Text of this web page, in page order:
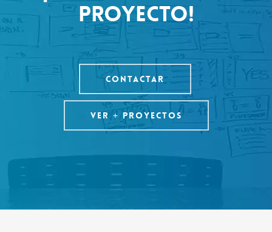
PROYECTO!
CONTACTAR
VER + PROYECTOS